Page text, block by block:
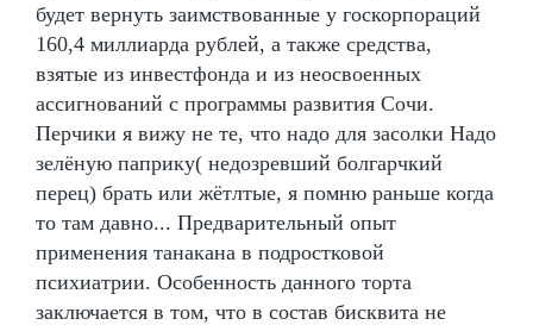
будет вернуть заимствованные у госкорпораций
160,4 миллиарда рублей, а также средства,
взятые из инвестфонда и из неосвоенных
ассигнований с программы развития Сочи.
Перчики я вижу не те, что надо для засолки Надо
зелёную паприку( недозревший болгарчкий
перец) брать или жётлтые, я помню раньше когда
то там давно... Предварительный опыт
применения танакана в подростковой
психиатрии. Особенность данного торта
заключается в том, что в состав бисквита не